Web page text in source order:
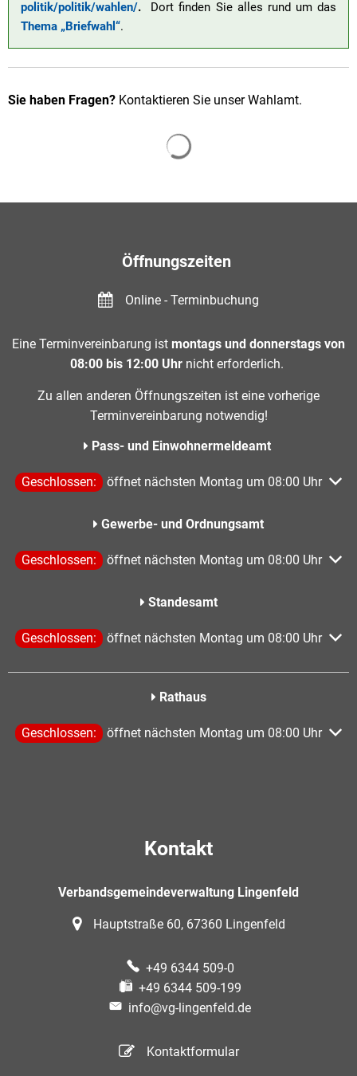
politik/politik/wahlen/.
Dort finden Sie alles rund um das
Thema „Briefwahl“.
Sie haben Fragen? Kontaktieren Sie unser Wahlamt.
Öffnungszeiten
Online - Terminbuchung
Eine Terminvereinbarung ist montags und donnerstags von
08:00 bis 12:00 Uhr nicht erforderlich.
Zu allen anderen Öffnungszeiten ist eine vorherige
Terminvereinbarung notwendig!
Pass- und Einwohnermeldeamt
Klicken, um weitere Öffnungs- oder Schließzeiten
Geschlossen: öffnet nächsten Montag um 08:00 Uhr
Gewerbe- und Ordnungsamt
Klicken, um weitere Öffnungs- oder Schließzeiten
Geschlossen: öffnet nächsten Montag um 08:00 Uhr
Standesamt
Klicken, um weitere Öffnungs- oder Schließzeiten
Geschlossen: öffnet nächsten Montag um 08:00 Uhr
Rathaus
Klicken, um weitere Öffnungs- oder Schließzeiten
Geschlossen: öffnet nächsten Montag um 08:00 Uhr
Kontakt
Verbandsgemeindeverwaltung Lingenfeld
Hauptstraße 60, 67360 Lingenfeld
+49 6344 509-0
+49 6344 509-199
info@vg-lingenfeld.de
Kontaktformular